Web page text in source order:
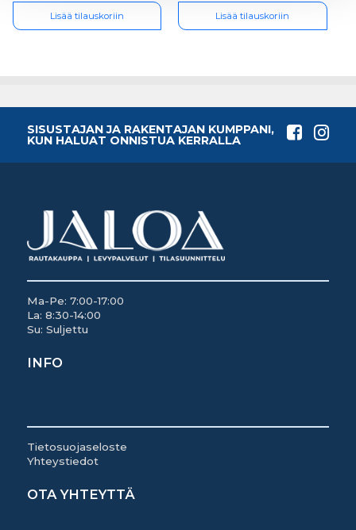
Lisää tilauskoriin Lisää tilauskoriin
SISUSTAJAN JA RAKENTAJAN KUMPPANI,
KUN HALUAT ONNISTUA KERRALLA
Ma-Pe: 7:00-17:00
La: 8:30-14:00
Su: Suljettu
INFO
Tietosuojaseloste
Yhteystiedot
OTA YHTEYTTÄ